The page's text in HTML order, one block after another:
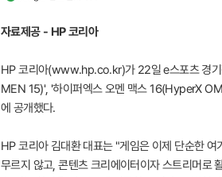
자료제공 - HP 코리아
HP 코리아(www.hp.co.kr)가 22일 e스포츠 경기
MEN 15)', '하이퍼엑스 오멘 맥스 16(HyperX
에 공개했다.
HP 코리아 김대환 대표는 "게임은 이제 단순한
무르지 않고, 콘텐츠 크리에이터이자 스트리머로